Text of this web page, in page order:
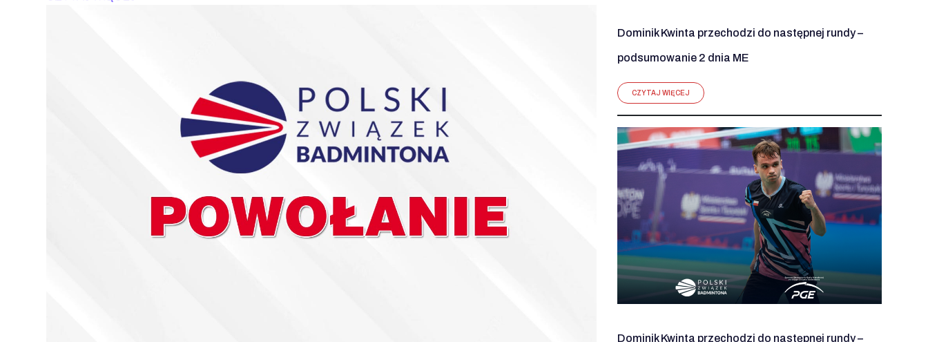
Dominik Kwinta przechodzi do następnej rundy –
podsumowanie 2 dnia ME
CZYTAJ WIĘCEJ
Dominik Kwinta przechodzi do następnej rundy –